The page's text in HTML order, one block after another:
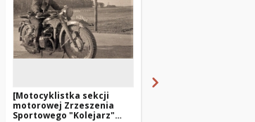
[Motocyklistka sekcji
motorowej Zrzeszenia
Sportowego "Kolejarz"